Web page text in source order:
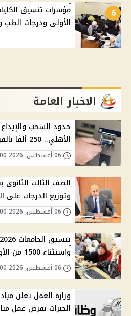
6
الأولى ودرجات
الاخبار العامة
الأهلي.. 250 ألفًا بالفروع و30 ألفًا يوميًا
وتوزيع الدرجات على
واستثناء 1500 من الأوائل من التوزيع الجغرافي
الخبرات بفرص عمل